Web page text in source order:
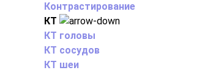
Контрастирование
КТ
КТ головы
КТ сосудов
КТ шеи